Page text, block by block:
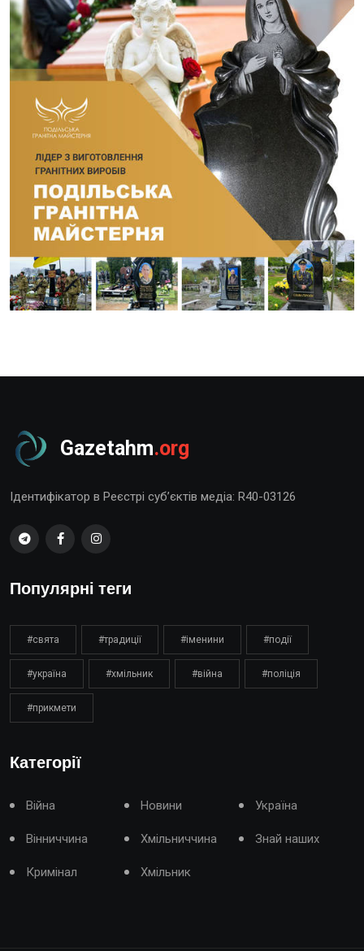
Gazetahm.org
Ідентифікатор в Реєстрі суб’єктів медіа: R40-03126
Популярні теги
#свята #традиції #іменини #події
#україна #хмільник #війна #поліція
#прикмети
Категорії
Війна Новини Україна
Вінниччина Хмільниччина Знай наших
Кримінал Хмільник